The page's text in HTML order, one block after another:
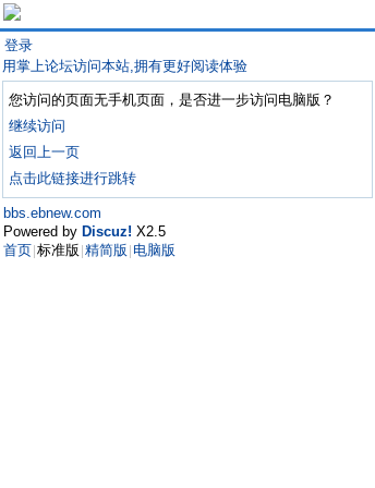
登录
用掌上论坛访问本站,拥有更好阅读体验
您访问的页面无手机页面，是否进一步访问电脑版？
继续访问
返回上一页
点击此链接进行跳转
bbs.ebnew.com
Powered by Discuz! X2.5
首页 标准版 精简版 电脑版